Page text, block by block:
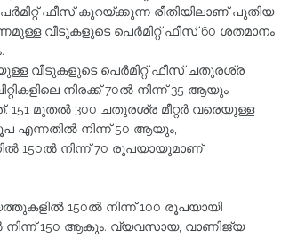
ഫീസ് കുറയ്ക്കുന്ന രീതിയിലാണ് പുതിയ
വീടുകളുടെ പെര്‍മിറ്റ് ഫീസ് 60 ശതമാനം
വീടുകളുടെ പെര്‍മിറ്റ് ഫീസ് ചതുരശ്ര
നിരക്ക് 70ല്‍ നിന്ന് 35 ആയും
മുതല്‍ 300 ചതുരശ്ര മീറ്റര്‍ വരെയുള്ള
എന്നതില്‍ നിന്ന് 50 ആയും,
150ല്‍ നിന്ന് 70 രൂപയായുമാണ്
150ല്‍ നിന്ന് 100 രൂപയായി
നിന്ന് 150 ആകും. വ്യവസായ, വാണിജ്യ